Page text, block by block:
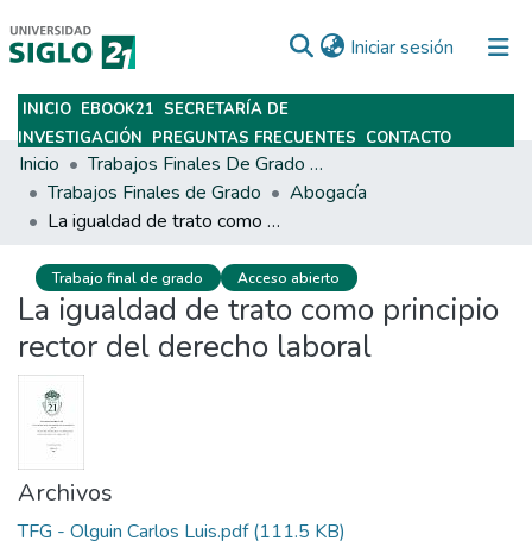
Iniciar sesión (current)
Subir
INICIO EBOOK21 SECRETARÍA DE
INVESTIGACIÓN PREGUNTAS FRECUENTES CONTACTO
Inicio
Trabajos Finales De Grado Y Posgrado
Trabajos Finales de Grado
Abogacía
La igualdad de trato como principio rector del derecho laboral
Trabajo final de grado Acceso abierto
La igualdad de trato como principio
rector del derecho laboral
Archivos
TFG - Olguin Carlos Luis.pdf(111.5 KB)